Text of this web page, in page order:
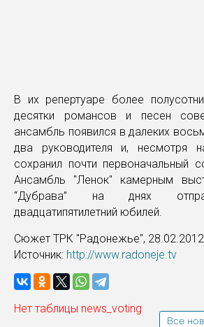
В их репертуаре более
десятки романсов и песен
ансамбль появился в далеких
два руководителя и, несмотря
сохранил почти первоначальный
Ансамбль "Ленок" камерным
“Дубрава” на днях
двадцатипятилетний юбилей.
Сюжет ТРК "Радонежье", 28.02.2012
Источник: http://www.radoneje.tv
Нет таблицы news_voting
Все